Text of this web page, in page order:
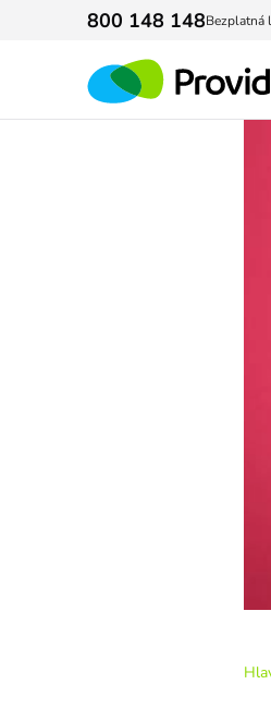
800 148 148Bezplatná
Provident Financial s. r.